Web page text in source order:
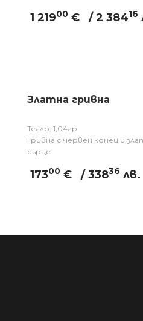
1 21900 € / 2 38416
Златна гривна
Тегло: 1,04гр
Гривна с червен конец и
сърце.
17300 € / 33836 лв.